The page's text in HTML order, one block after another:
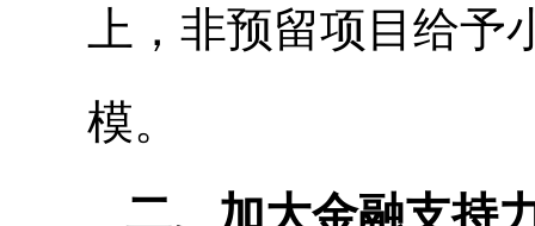
上，非预留项目给
模。
二、加大金融支持